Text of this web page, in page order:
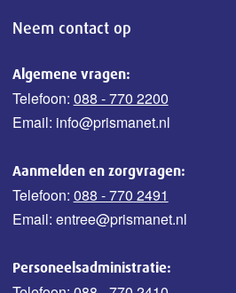
Neem contact op
Algemene vragen:
Telefoon: 088 - 770 2200
Email: info@prismanet.nl
Aanmelden en zorgvragen:
Telefoon: 088 - 770 2491
Email: entree@prismanet.nl
Personeelsadministratie: